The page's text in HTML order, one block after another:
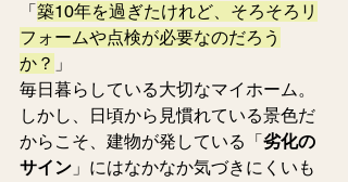
「 築10年を過ぎたけれど、そろそろリ
フォームや点検が必要なのだろう
か？ 」
毎日暮らしている大切なマイホーム。
しかし、日頃から見慣れている景色だ
からこそ、建物が発している「 劣化の
サイン 」にはなかなか気づきにくいも